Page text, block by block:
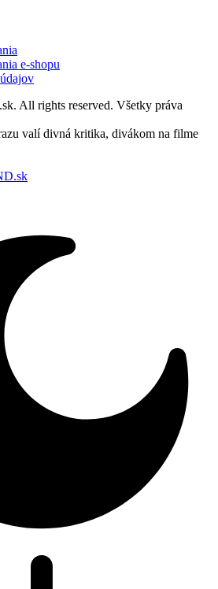
e-shopu
All rights reserved. Všetky práva
valí divná kritika, divákom na filme